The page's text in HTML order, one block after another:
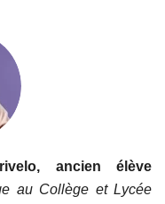
ancien élève
au Collège et Lycée